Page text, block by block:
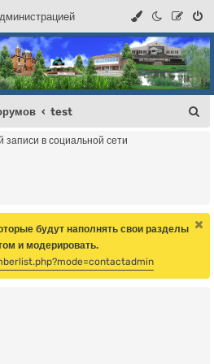
дминистрацией
test
записи в социальной сети
будут наполнять свои разделы
и модерировать.